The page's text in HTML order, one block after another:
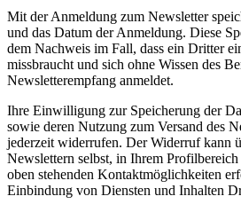
Mit der Anmeldung zum Newsletter
und das Datum der Anmeldung. Diese
dem Nachweis im Fall, dass ein Dritter
missbraucht und sich ohne Wissen des
Newsletterempfang anmeldet.
Ihre Einwilligung zur Speicherung der
sowie deren Nutzung zum Versand des
jederzeit widerrufen. Der Widerruf kann
Newslettern selbst, in Ihrem
oben stehenden Kontaktmöglichkeiten
Einbindung von Diensten und Inhalten